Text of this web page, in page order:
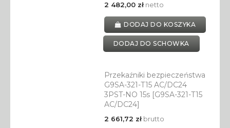
2 482,00 złnetto
DODAJ DO KOSZYKA
DODAJ DO SCHOWKA
Przekaźniki bezpieczeństwa
G9SA-321-T15 AC/DC24
3PST-NO 15s [G9SA-321-T15
AC/DC24]
2 661,72 złbrutto